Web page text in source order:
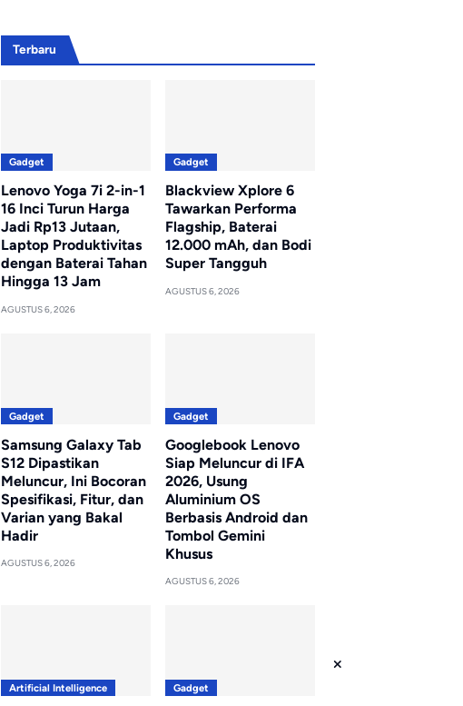
Terbaru
Gadget
Lenovo Yoga 7i 2-in-1
16 Inci Turun Harga
Jadi Rp13 Jutaan,
Laptop Produktivitas
dengan Baterai Tahan
Hingga 13 Jam
AGUSTUS 6, 2026
Gadget
Blackview Xplore 6
Tawarkan Performa
Flagship, Baterai
12.000 mAh, dan Bodi
Super Tangguh
AGUSTUS 6, 2026
Gadget
Samsung Galaxy Tab
S12 Dipastikan
Meluncur, Ini Bocoran
Spesifikasi, Fitur, dan
Varian yang Bakal
Hadir
AGUSTUS 6, 2026
Gadget
Googlebook Lenovo
Siap Meluncur di IFA
2026, Usung
Aluminium OS
Berbasis Android dan
Tombol Gemini
Khusus
AGUSTUS 6, 2026
Artificial Intelligence Gadget